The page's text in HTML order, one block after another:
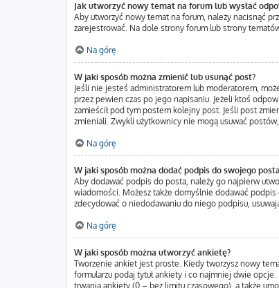
Jak utworzyć nowy temat na forum lub wysłać
Aby utworzyć nowy temat na forum, należy nacisnąć
zarejestrować. Na dole strony forum lub strony
Na górę
W jaki sposób można zmienić lub usunąć post?
Jeśli nie jesteś administratorem lub moderatorem,
przez pewien czas po jego napisaniu. Jeżeli ktoś
zamieścił pod tym postem kolejny post. Jeśli post
zmieniali. Zwykli użytkownicy nie mogą usuwać
Na górę
W jaki sposób można dodać podpis do swojego
Aby dodawać podpis do posta, należy go najpierw
wiadomości. Możesz także domyślnie dodawać
zdecydować o niedodawaniu do niego podpisu,
Na górę
W jaki sposób można utworzyć ankietę?
Tworzenie ankiet jest proste. Kiedy tworzysz nowy
formularzu podaj tytuł ankiety i co najmniej dwie
trwania ankiety (0 – bez limitu czasowego), a także